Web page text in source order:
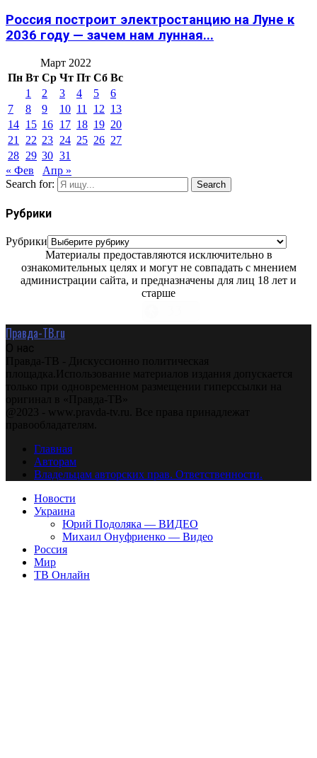
Россия построит электростанцию на Луне к
2036 году — зачем нам лунная...
Март 2022
Пн Вт Ср Чт Пт Сб Вс
1
2 3 4 5
6
7
8 9 10 11 12 13
14 15 16 17 18 19 20
21
22 23 24 25 26 27
28 29 30 31
« Фев
Апр »
Search for:
Search
Рубрики
Рубрики
Материалы предоставляются исключительно в
ознакомительных целях и могут не совпадать с мнением
администрации сайта, и предназначены для лиц 18 лет и
старше
Правда-ТВ.ru
О нас
Правда-ТВ - Дискуссионно политическая
площадка.Использование материалов издания допускается
только при одновременном размещении гиперссылки на
оригинал в «Правда-ТВ»
@2023 - www.pravda-tv.ru. Все права принадлежат
правообладателям.
Главная
Авторам
Владельцам авторских прав. Ответственности.
Новости
Украина
Юрий Подоляка — ВИДЕО
Михаил Онуфриенко — Видео
Россия
Мир
ТВ Онлайн